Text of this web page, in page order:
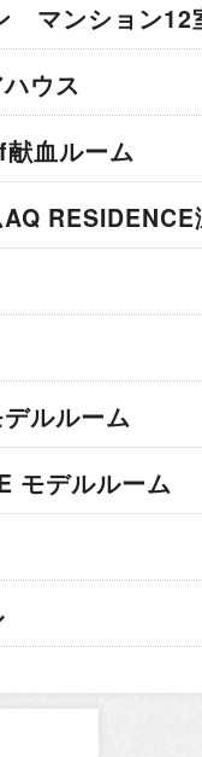
マンション12
ウス
血ルーム
AQ
ルルーム
モデルルーム